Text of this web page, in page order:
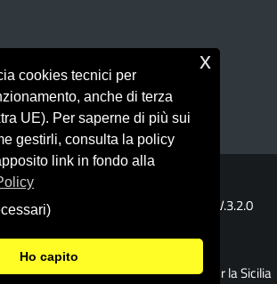
la piattaforma
sul tema accessibile
V.3.2.0
© 2026 Ufficio Scolastico Regionale per la Sicilia
cookies tecnici per
anche di terza
UE). Per saperne di più sui
gestirli, consulta la policy
link in fondo alla
Ho capito
x